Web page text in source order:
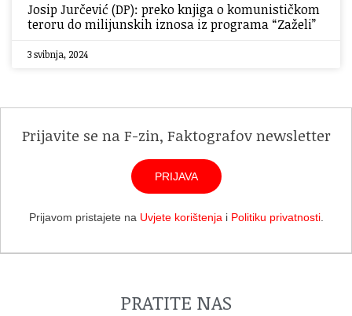
Josip Jurčević (DP): preko knjiga o komunističkom
teroru do milijunskih iznosa iz programa “Zaželi”
3 svibnja, 2024
Prijavite se na F-zin, Faktografov newsletter
PRIJAVA
Prijavom pristajete na Uvjete korištenja i Politiku privatnosti.
PRATITE NAS